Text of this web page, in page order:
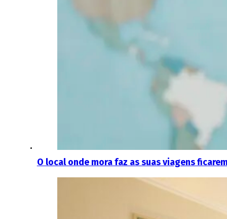
O local onde mora faz as suas viagens